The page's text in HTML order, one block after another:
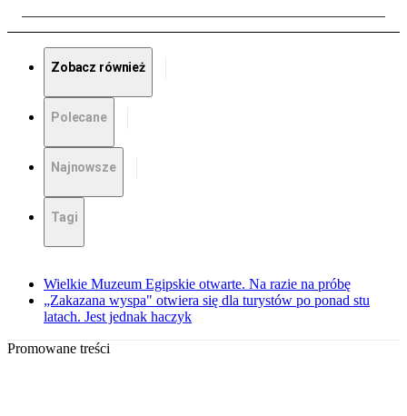
Zobacz również
Polecane
Najnowsze
Tagi
Wielkie Muzeum Egipskie otwarte. Na razie na próbę
„Zakazana wyspa" otwiera się dla turystów po ponad stu
latach. Jest jednak haczyk
Promowane treści